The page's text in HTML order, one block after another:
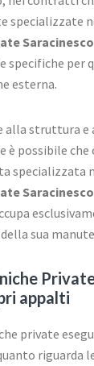
specializzate
Saracinesco
specifiche per
esterna.
alla struttura e
è possibile che
specializzata
Saracinesco
sua
appalti
private
riguarda